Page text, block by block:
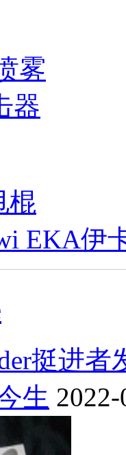
雾
器
棍
EKA伊
挺进者
生